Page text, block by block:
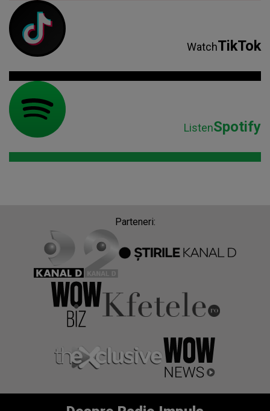
WatchTikTok
ListenSpotify
Parteneri: